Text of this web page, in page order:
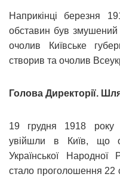
Наприкінці березня
обставин був змушений
очолив Київське
створив та очолив
Голова Директорії.
19 грудня 1918 року
увійшли в Київ, що
Української Народної
стало проголошення 22